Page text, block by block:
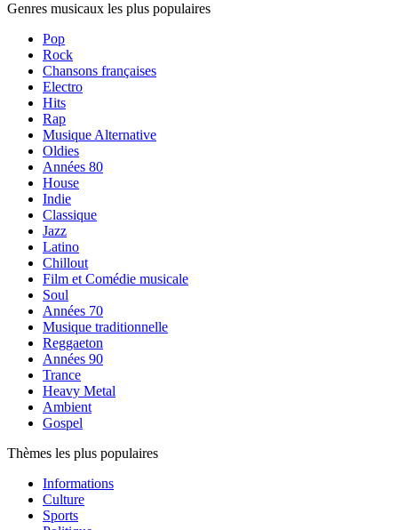
Genres musicaux les plus populaires
Pop
Rock
Chansons françaises
Electro
Hits
Rap
Musique Alternative
Oldies
Années 80
House
Indie
Classique
Jazz
Latino
Chillout
Film et Comédie musicale
Soul
Années 70
Musique traditionnelle
Reggaeton
Années 90
Trance
Heavy Metal
Ambient
Gospel
Thèmes les plus populaires
Informations
Culture
Sports